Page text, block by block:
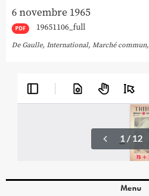
6 novembre 1965
PDF 19651106_full
De Gaulle, International, Marché commun,
Menu